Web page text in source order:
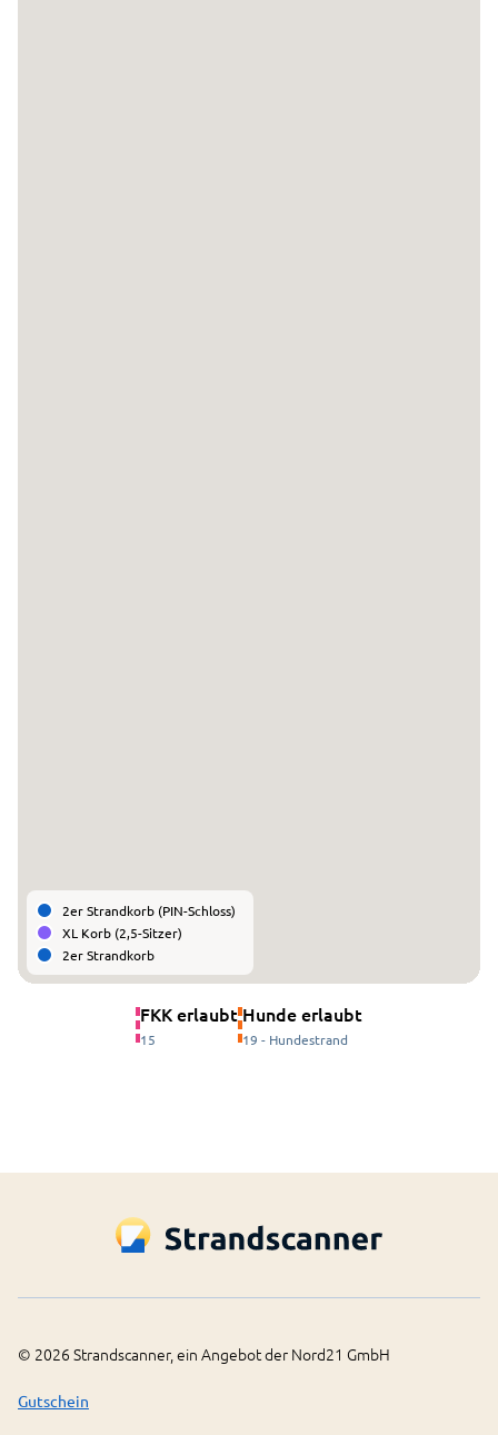
2er Strandkorb (PIN-Schloss)
XL Korb (2,5-Sitzer)
2er Strandkorb
FKK erlaubt
15
Hunde erlaubt
19 - Hundestrand
© 2026 Strandscanner, ein Angebot der Nord21 GmbH
Gutschein